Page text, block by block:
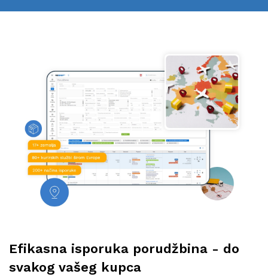
Efikasna isporuka porudžbina - do
svakog vašeg kupca